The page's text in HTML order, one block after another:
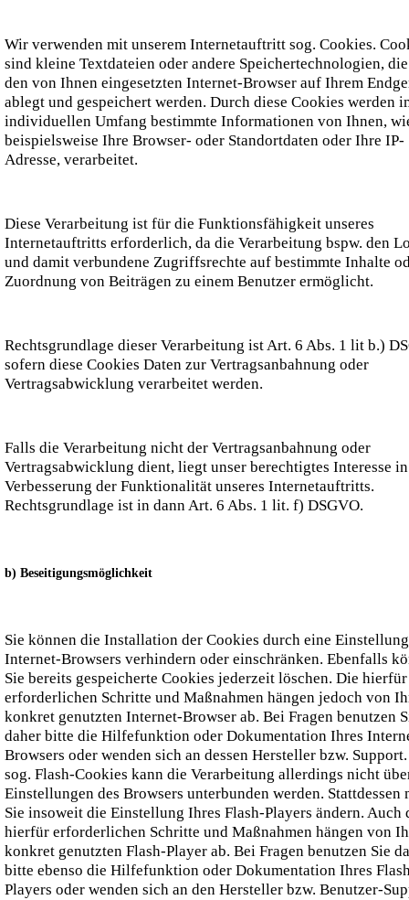
Wir verwenden mit unserem Internetauftritt sog. Cookies.
sind kleine Textdateien oder andere Speichertechnologien,
den von Ihnen eingesetzten Internet-Browser auf Ihrem
ablegt und gespeichert werden. Durch diese Cookies werden
individuellen Umfang bestimmte Informationen von Ihnen,
beispielsweise Ihre Browser- oder Standortdaten oder Ihre IP-
Adresse, verarbeitet.
Diese Verarbeitung ist für die Funktionsfähigkeit unseres
Internetauftritts erforderlich, da die Verarbeitung bspw. den
und damit verbundene Zugriffsrechte auf bestimmte Inhalte
Zuordnung von Beiträgen zu einem Benutzer ermöglicht.
Rechtsgrundlage dieser Verarbeitung ist Art. 6 Abs. 1 lit b.)
sofern diese Cookies Daten zur Vertragsanbahnung oder
Vertragsabwicklung verarbeitet werden.
Falls die Verarbeitung nicht der Vertragsanbahnung oder
Vertragsabwicklung dient, liegt unser berechtigtes Interesse
Verbesserung der Funktionalität unseres Internetauftritts.
Rechtsgrundlage ist in dann Art. 6 Abs. 1 lit. f) DSGVO.
b) Beseitigungsmöglichkeit
Sie können die Installation der Cookies durch eine
Internet-Browsers verhindern oder einschränken. Ebenfalls
Sie bereits gespeicherte Cookies jederzeit löschen. Die hierfür
erforderlichen Schritte und Maßnahmen hängen jedoch von
konkret genutzten Internet-Browser ab. Bei Fragen benutzen
daher bitte die Hilfefunktion oder Dokumentation Ihres
Browsers oder wenden sich an dessen Hersteller bzw.
sog. Flash-Cookies kann die Verarbeitung allerdings nicht
Einstellungen des Browsers unterbunden werden. Stattdessen
Sie insoweit die Einstellung Ihres Flash-Players ändern. Auch
hierfür erforderlichen Schritte und Maßnahmen hängen von
konkret genutzten Flash-Player ab. Bei Fragen benutzen Sie
bitte ebenso die Hilfefunktion oder Dokumentation Ihres
Players oder wenden sich an den Hersteller bzw. Benutzer-